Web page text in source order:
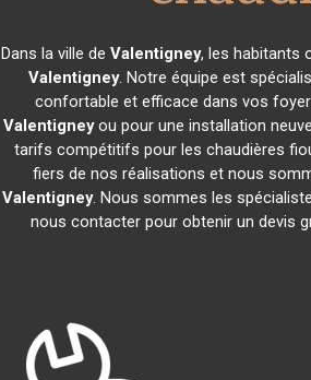
Dans la ville de Valentigney, les habitants
Valentigney. Notre équipe est
confortable et efficace dans vos
Valentigneyou pour une installation
tarifs compétitifs pour les chaudières
fiers de nos réalisations et nous
Valentigney. Nous sommes les
nous contacter pour obtenir un devis